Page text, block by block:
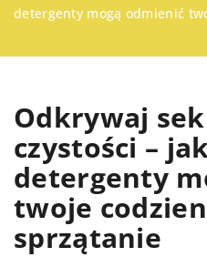
detergenty mogą odmienić
Odkrywaj
czystości –
detergenty
twoje
sprzątanie